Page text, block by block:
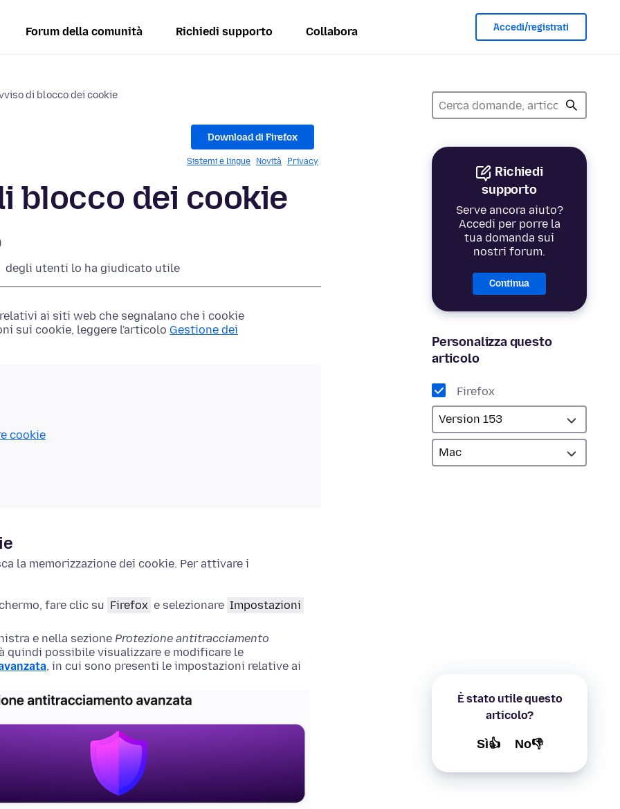
Forum della comunità Richiedi supporto Collabora Accedi/registrati
di blocco dei cookie
Richiedi
supporto
Serve ancora aiuto?
Accedi per porre la
tua domanda sui
nostri forum.
Continua
Personalizza questo
articolo
Firefox
È stato utile questo
articolo?
Sì👍 No👎
Download di Firefox
Sistemi e lingue Novità Privacy
blocco dei cookie
degli utenti lo ha giudicato utile
ai siti web che segnalano che i cookie
sui cookie, leggere l'articolo Gestione dei
cookie
la memorizzazione dei cookie. Per attivare i
fare clic su Firefox e selezionare Impostazioni
e nella sezione Protezione antitracciamento
quindi possibile visualizzare e modificare le
, in cui sono presenti le impostazioni relative ai